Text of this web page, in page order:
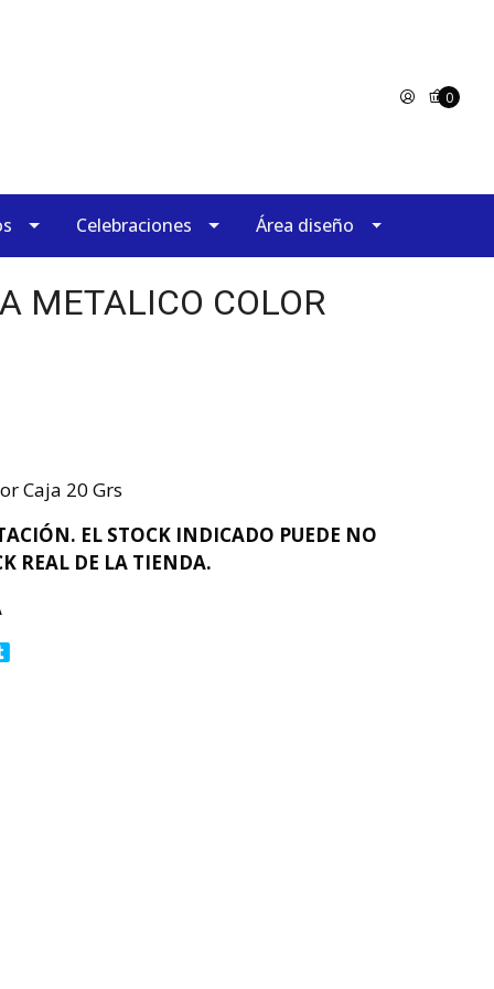
0
Celebraciones Área diseño
METALICO COLOR
Caja 20 Grs
EL STOCK INDICADO PUEDE NO
REAL DE LA TIENDA.